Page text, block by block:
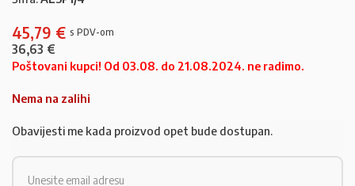
45,79 €
36,63 €
Poštovani kupci! Od 03.08. do 21.08.2024. ne radimo.
Nema na zalihi
Obavijesti me kada proizvod opet bude dostupan.